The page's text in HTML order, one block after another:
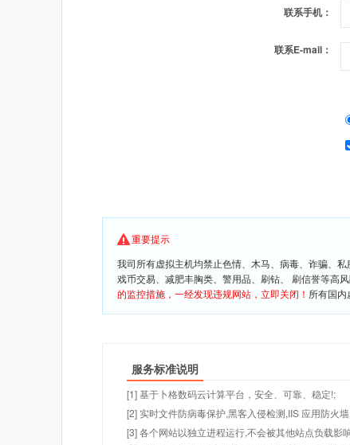
联系手机：
联系E-mail：
重要提示
我司所有虚拟主机均禁止色情、木马、病毒、诈骗、
戏币交易、减肥丰胸类、警用品、刷钻、 刷信誉等高
的监控措施，一经发现违规网站，立即关闭！ 所有国内
服务标准说明
[1] 基于卜格数码云计算平台，安全、可靠、稳定!;
[2] 实时文件防病毒保护,黑客入侵检测,IIS 应用防火
[3] 各个网站以独立进程运行,不会被其他站点负载